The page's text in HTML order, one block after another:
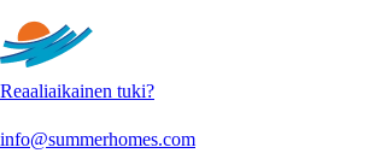
Reaaliaikainen tuki?
info@summerhomes.com